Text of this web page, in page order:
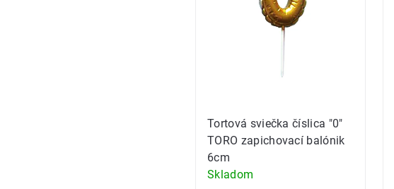
Tortová sviečka číslica "0"
TORO zapichovací balónik
6cm
Skladom